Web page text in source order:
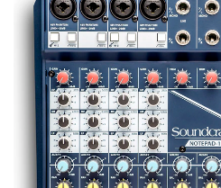
Idioma/Región